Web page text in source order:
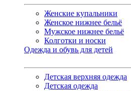
Женские купальники
Женское нижнее бельё
Мужское нижнее бельё
Колготки и носки
Одежда и обувь для детей
Детская верхняя одежда
Детская одежда